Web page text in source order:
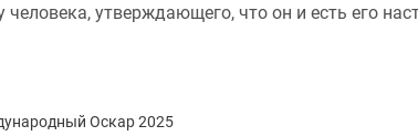
человека, утверждающего, что он и есть его
Оскар 2025